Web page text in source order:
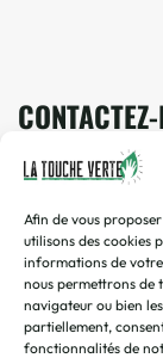
Afin de vous
utilisons des cookies
informations de
nous permettrons de
navigateur ou bien
partiellement,
fonctionnalités de
Vous avez une
Vous
Disponible